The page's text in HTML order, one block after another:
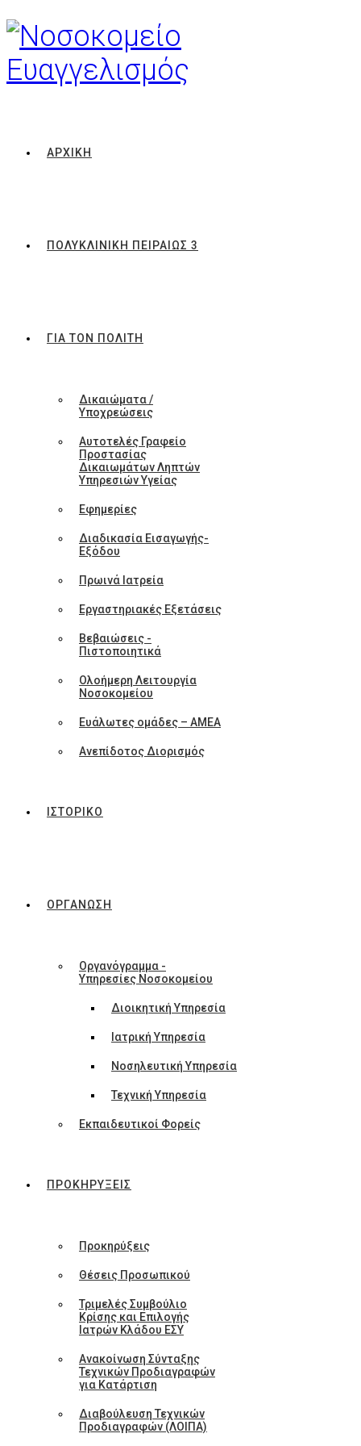
ΑΡΧΙΚΗ
ΠΟΛΥΚΛΙΝΙΚΗ ΠΕΙΡΑΙΩΣ 3
ΓΙΑ ΤΟΝ ΠΟΛΙΤΗ
Δικαιώματα /
Υποχρεώσεις
Αυτοτελές Γραφείο
Προστασίας
Δικαιωμάτων Ληπτών
Υπηρεσιών Υγείας
Εφημερίες
Διαδικασία Εισαγωγής-
Εξόδου
Πρωινά Ιατρεία
Εργαστηριακές Εξετάσεις
Βεβαιώσεις -
Πιστοποιητικά
Ολοήμερη Λειτουργία
Νοσοκομείου
Ευάλωτες ομάδες – ΑΜΕΑ
Ανεπίδοτος Διορισμός
ΙΣΤΟΡΙΚΟ
ΟΡΓΑΝΩΣΗ
Οργανόγραμμα -
Υπηρεσίες Νοσοκομείου
Διοικητική Υπηρεσία
Ιατρική Υπηρεσία
Νοσηλευτική Υπηρεσία
Τεχνική Υπηρεσία
Εκπαιδευτικοί Φορείς
ΠΡΟΚΗΡΥΞΕΙΣ
Προκηρύξεις
Θέσεις Προσωπικού
Τριμελές Συμβούλιο
Κρίσης και Επιλογής
Ιατρών Κλάδου ΕΣΥ
Ανακοίνωση Σύνταξης
Τεχνικών Προδιαγραφών
για Κατάρτιση
Διαβούλευση Τεχνικών
Προδιαγραφών (ΛΟΙΠΑ)